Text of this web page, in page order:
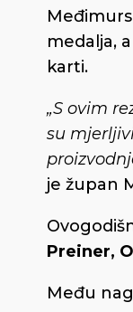
medalja,
karti.
„S ovim
su
je župan
Preiner,
Među